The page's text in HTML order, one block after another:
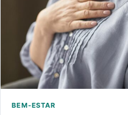
BEM-ESTAR